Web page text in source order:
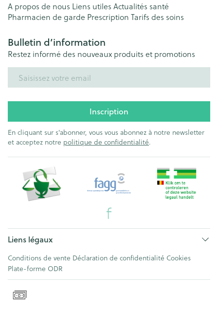
A propos de nous Liens utiles Actualités santé
Pharmacien de garde Prescription Tarifs des soins
Bulletin d’information
Restez informé des nouveaux produits et promotions
Inscription
En cliquant sur s'abonner, vous vous abonnez à notre newsletter
et acceptez notre politique de confidentialité.
Liens légaux
Conditions de vente Déclaration de confidentialité Cookies
Plate-forme ODR